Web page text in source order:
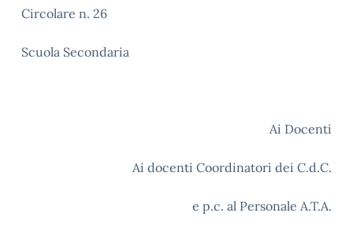
Circolare n. 26
Scuola Secondaria
Ai Docenti
Ai docenti Coordinatori dei C.d.C.
e p.c. al Personale A.T.A.